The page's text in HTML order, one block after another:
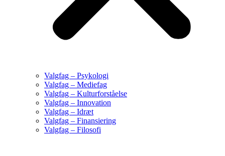
Valgfag – Psykologi
Valgfag – Mediefag
Valgfag – Kulturforståelse
Valgfag – Innovation
Valgfag – Idræt
Valgfag – Finansiering
Valgfag – Filosofi